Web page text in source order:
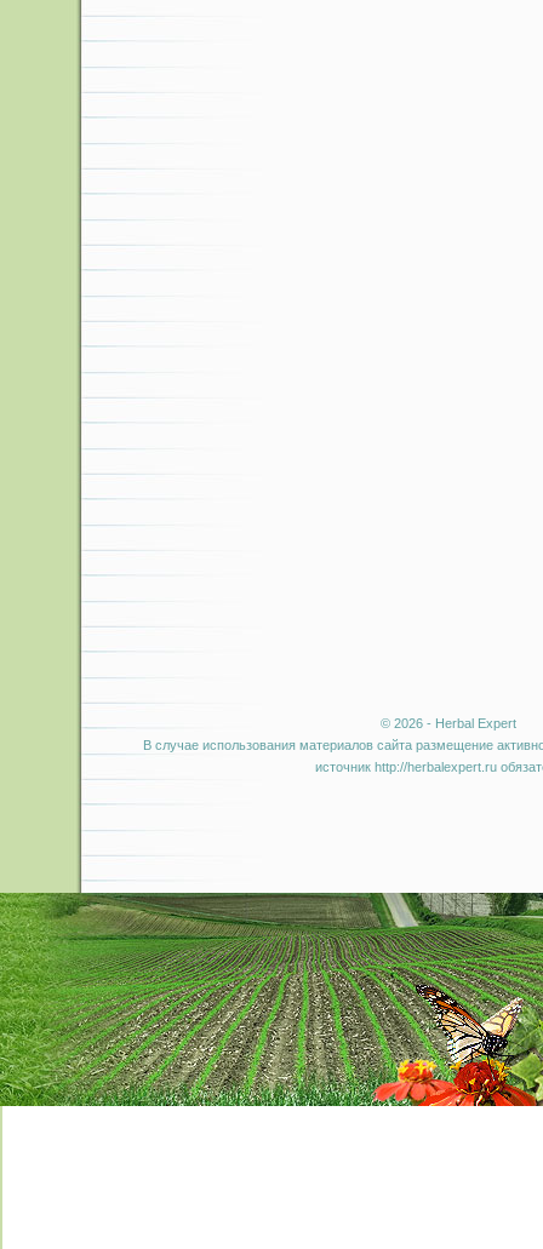
© 2026 - Herbal Expert
В случае использования материалов сайта размещение
источник http://herbalexpert.ru